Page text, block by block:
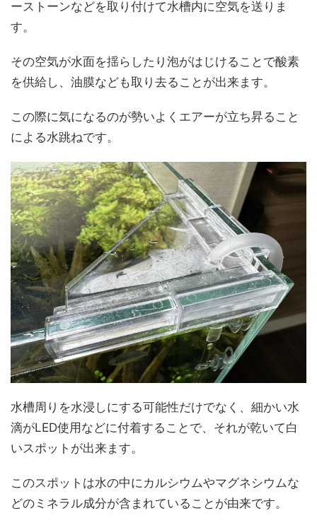
ーストーンなどを取り付けて水槽内に空気を送りま
す。
その空気が水面を揺らしたり泡がはじけることで酸素
を供給し、油膜なども取り去ることが出来ます。
この際に気になるのが勢いよくエアーが立ち昇ること
による水跳ねです。
水槽周りを水浸しにする可能性だけでなく、細かい水
滴がLED使用などに付着することで、それが乾いて白
いスポットが出来ます。
このスポットは水の中にカルシウムやマグネシウムな
どのミネラル成分が含まれていることが由来です。